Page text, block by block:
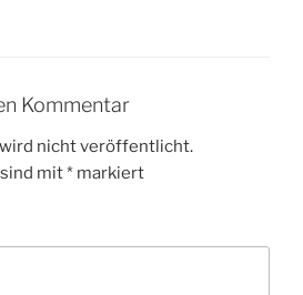
Kommentar
nicht veröffentlicht.
mit* markiert